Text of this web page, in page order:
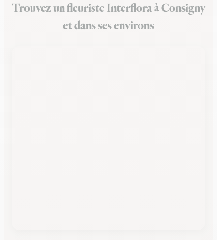
Trouvez un fleuriste Interflora à Consigny
et dans ses environs